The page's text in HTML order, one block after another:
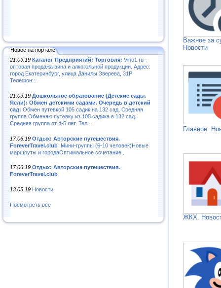
Новое на портале
21.09.19 Каталог Предприятий: Торговля: Vino1.ru -
оптовая продажа вина и алкогольной продукции. Адрес:
город Екатеринбург, улица Данилы Зверева, 31Р
Телефон:..
21.09.19 Дошкольное образование (Детские сады.
Ясли): Обмен детскими садами. Очередь в детский
сад: Обмен путевкой 105 садик на 132 сад. Средняя
группа.Обменяю путевку из 105 садика в 132 сад.
Средняя группа от 4-5 лет. Тел...
17.06.19 Отдых: Авторские путешествия.
ForeverTravel.club .Мини-группы (6-10 человек)Новые
маршруты и городаОптимальное сочетание..
17.06.19 Отдых: Авторские путешествия.
ForeverTravel.club
13.05.19 Новости
Посмотреть все
Важное за
Новости
Главное.
ЖКХ.